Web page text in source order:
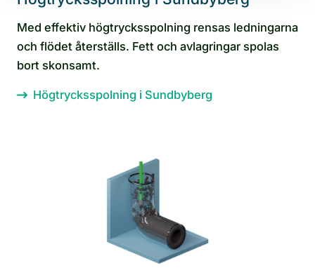
Med effektiv högtrycksspolning rensas ledningarna
och flödet återställs. Fett och avlagringar spolas
bort skonsamt.
Högtrycksspolning i Sundbyberg